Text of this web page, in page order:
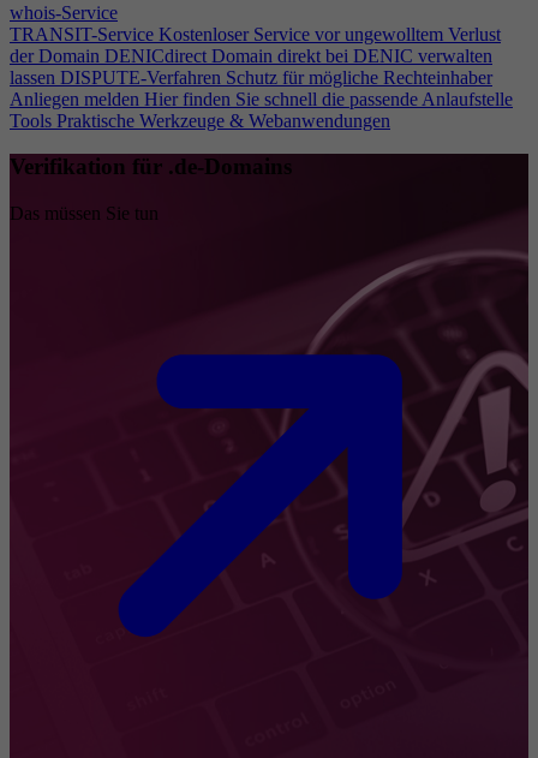
whois-Service
TRANSIT-Service Kostenloser Service vor ungewolltem Verlust
der Domain DENICdirect Domain direkt bei DENIC verwalten
lassen DISPUTE-Verfahren Schutz für mögliche Rechteinhaber
Anliegen melden Hier finden Sie schnell die passende Anlaufstelle
Tools Praktische Werkzeuge & Webanwendungen
Verifikation für .de-Domains
Das müssen Sie tun